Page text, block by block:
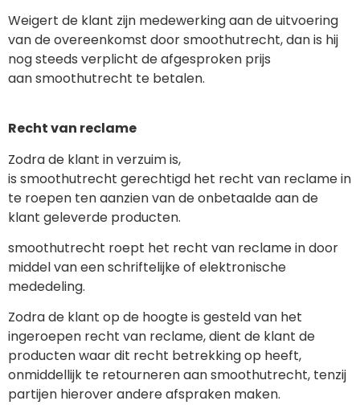
Weigert de klant zijn medewerking aan de uitvoering
van de overeenkomst door smoothutrecht, dan is hij
nog steeds verplicht de afgesproken prijs
aan smoothutrecht te betalen.
Recht van reclame
Zodra de klant in verzuim is,
is smoothutrecht gerechtigd het recht van reclame in
te roepen ten aanzien van de onbetaalde aan de
klant geleverde producten.
smoothutrecht roept het recht van reclame in door
middel van een schriftelijke of elektronische
mededeling.
Zodra de klant op de hoogte is gesteld van het
ingeroepen recht van reclame, dient de klant de
producten waar dit recht betrekking op heeft,
onmiddellijk te retourneren aan smoothutrecht, tenzij
partijen hierover andere afspraken maken.